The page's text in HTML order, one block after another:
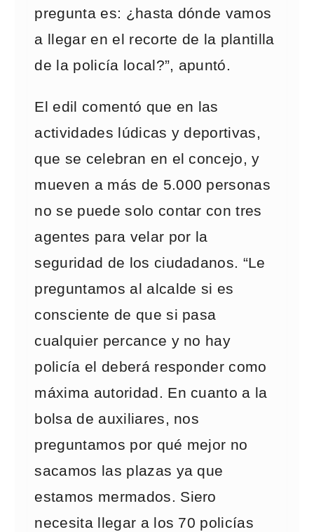
pregunta es: ¿hasta dónde vamos
a llegar en el recorte de la plantilla
de la policía local?”, apuntó.
El edil comentó que en las
actividades lúdicas y deportivas,
que se celebran en el concejo, y
mueven a más de 5.000 personas
no se puede solo contar con tres
agentes para velar por la
seguridad de los ciudadanos. “Le
preguntamos al alcalde si es
consciente de que si pasa
cualquier percance y no hay
policía el deberá responder como
máxima autoridad. En cuanto a la
bolsa de auxiliares, nos
preguntamos por qué mejor no
sacamos las plazas ya que
estamos mermados. Siero
necesita llegar a los 70 policías